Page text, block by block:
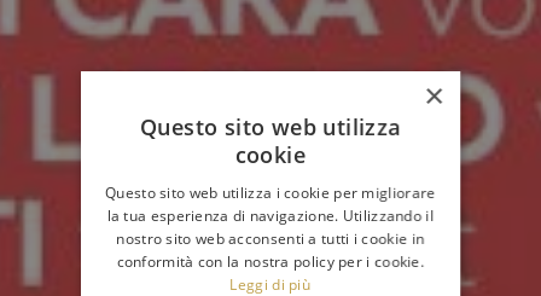
×
Questo sito web utilizza
cookie
Questo sito web utilizza i cookie per migliorare
la tua esperienza di navigazione. Utilizzando il
nostro sito web acconsenti a tutti i cookie in
conformità con la nostra policy per i cookie.
Leggi di più